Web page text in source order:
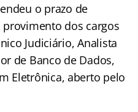
o prazo de
dos cargos
Judiciário, Analista
de Banco de Dados,
Eletrônica, aberto pelo